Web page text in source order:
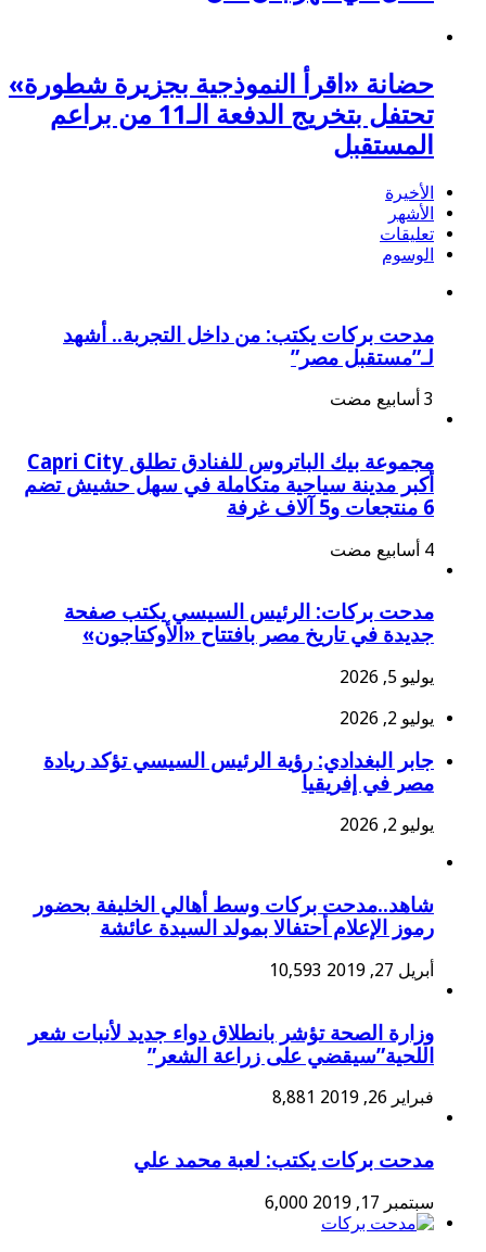
حضانة «اقرأ النموذجية بجزيرة شطورة»
تحتفل بتخريج الدفعة الـ11 من براعم
المستقبل
الأخيرة
الأشهر
تعليقات
الوسوم
مدحت بركات يكتب: من داخل التجربة.. أشهد
لـ”مستقبل مصر”
مجموعة بيك الباتروس للفنادق تطلق Capri City
أكبر مدينة سياحية متكاملة في سهل حشيش تضم
6 منتجعات و5 آلاف غرفة
مدحت بركات: الرئيس السيسي يكتب صفحة
جديدة في تاريخ مصر بافتتاح «الأوكتاجون»
يوليو 5, 2026
يوليو 2, 2026
جابر البغدادي: رؤية الرئيس السيسي تؤكد ريادة
مصر في إفريقيا
يوليو 2, 2026
شاهد..مدحت بركات وسط أهالي الخليفة بحضور
رموز الإعلام أحتفالا بمولد السيدة عائشة
أبريل 27, 2019 10,593
وزارة الصحة تؤشر بانطلاق دواء جديد لأنبات شعر
اللحية”سيقضي على زراعة الشعر”
فبراير 26, 2019 8,881
مدحت بركات يكتب: لعبة محمد علي
سبتمبر 17, 2019 6,000